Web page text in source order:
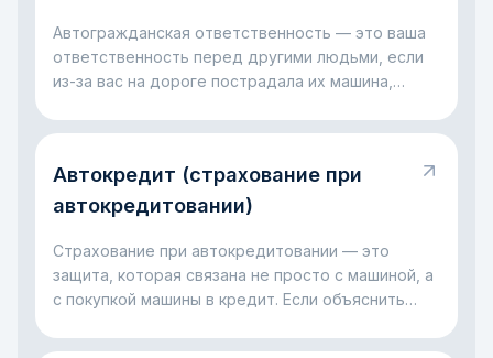
Автогражданская ответственность — это ваша
ответственность перед другими людьми, если
из-за вас на дороге пострадала их машина,
это правило на случай, когда ошибка за рулём
простая: такая ответственность нужна, чтобы
пострадавший не оставался без компенсации, а
кармана.
Автокредит (страхование при
автокредитовании)
Страхование при автокредитовании — это
защита, которая связана не просто с машиной, а
с покупкой машины в кредит. Если объяснить
и хочет быть уверен, что с ним и с выплатами